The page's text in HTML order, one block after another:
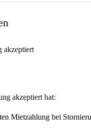
akzeptiert
akzeptiert hat:
Mietzahlung bei